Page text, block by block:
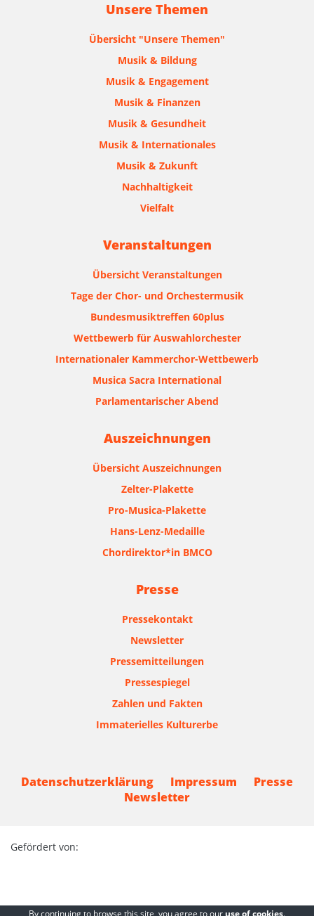
Unsere Themen
Übersicht "Unsere Themen"
Musik & Bildung
Musik & Engagement
Musik & Finanzen
Musik & Gesundheit
Musik & Internationales
Musik & Zukunft
Nachhaltigkeit
Vielfalt
Veranstaltungen
Übersicht Veranstaltungen
Tage der Chor- und Orchestermusik
Bundesmusiktreffen 60plus
Wettbewerb für Auswahlorchester
Internationaler Kammerchor-Wettbewerb
Musica Sacra International
Parlamentarischer Abend
Auszeichnungen
Übersicht Auszeichnungen
Zelter-Plakette
Pro-Musica-Plakette
Hans-Lenz-Medaille
Chordirektor*in BMCO
Presse
Pressekontakt
Newsletter
Pressemitteilungen
Pressespiegel
Zahlen und Fakten
Immaterielles Kulturerbe
Datenschutzerklärung Impressum
Presse
Newsletter
Gefördert von:
By continuing to browse this site, you agree to our use of cookies.